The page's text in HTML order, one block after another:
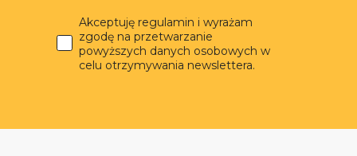
Akceptuję regulamin i wyrażam
zgodę na przetwarzanie
powyższych danych osobowych w
celu otrzymywania newslettera.